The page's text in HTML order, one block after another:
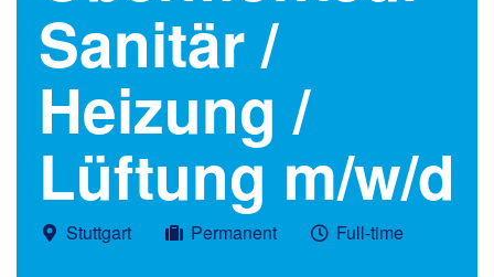
Sanitär /
Heizung /
Lüftung m/w/d
Stuttgart Permanent Full-time